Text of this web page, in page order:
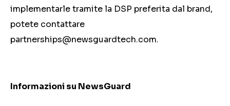
implementarle tramite la DSP preferita dal brand,
potete contattare
partnerships@newsguardtech.com.
Informazioni su NewsGuard